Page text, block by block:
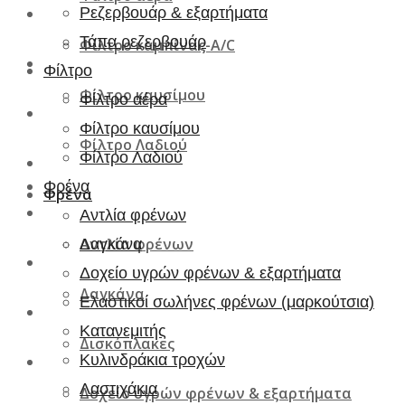
Φίλτρο καμπίνας-A/C
Φίλτρο καυσίμου
Φίλτρο Λαδιού
Φρένα
Αντλία φρένων
Δαγκάνα
Δισκόπλακες
Δοχείο υγρών φρένων & εξαρτήματα
Ρεζερβουάρ & εξαρτήματα
Τάπα ρεζερβουάρ
Φίλτρο
Φίλτρο αέρα
Φίλτρο καυσίμου
Φίλτρο Λαδιού
Φρένα
Αντλία φρένων
Δαγκάνα
Δοχείο υγρών φρένων & εξαρτήματα
Ελαστικοί σωλήνες φρένων (μαρκούτσια)
Κατανεμιτής
Κυλινδράκια τροχών
Λαστιχάκια